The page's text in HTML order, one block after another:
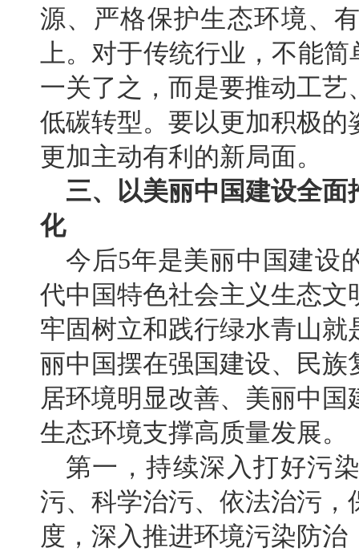
源、严格保护生态环境、
上。对于传统行业，不能简
一关了之，而是要推动工
低碳转型。要以更加积极
更加主动有利的新局面。
三、以美丽中国建设全
化
今后5年是美丽中国建设
代中国特色社会主义生态
牢固树立和践行绿水青山
丽中国摆在强国建设、民
居环境明显改善、美丽中
生态环境支撑高质量发展。
第一，持续深入打好污
污、科学治污、依法治污
度，深入推进环境污染防